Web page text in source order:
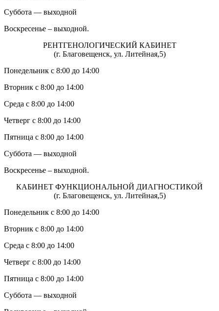
Суббота — выходной
Воскресенье – выходной.
РЕНТГЕНОЛОГИЧЕСКИЙ КАБИНЕТ
(г. Благовещенск, ул. Литейная,5)
Понедельник с 8:00 до 14:00
Вторник с 8:00 до 14:00
Среда с 8:00 до 14:00
Четверг с 8:00 до 14:00
Пятница с 8:00 до 14:00
Суббота — выходной
Воскресенье – выходной.
КАБИНЕТ ФУНКЦИОНАЛЬНОЙ ДИАГНОСТИКОЙ
(г. Благовещенск, ул. Литейная,5)
Понедельник с 8:00 до 14:00
Вторник с 8:00 до 14:00
Среда с 8:00 до 14:00
Четверг с 8:00 до 14:00
Пятница с 8:00 до 14:00
Суббота — выходной